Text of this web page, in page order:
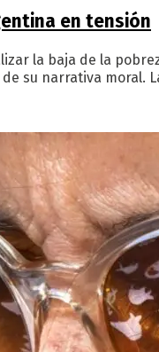
en tensión
la baja de la
su narrativa moral.